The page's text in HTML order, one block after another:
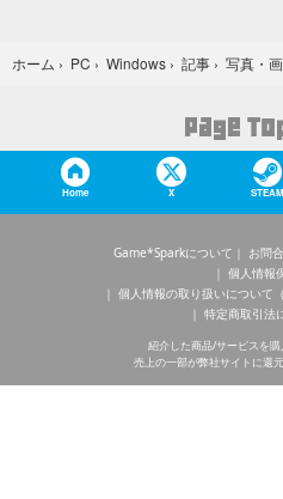
ホーム › PC › Windows › 記事 › 写真・
Home X STEAM
Game*Sparkについて お問
個人情報
個人情報の取り扱いについて
特定商取引法
紹介した商品/サービスを購
売上の一部が弊社サイトに還
当サイトに掲載の記事・見出し・写